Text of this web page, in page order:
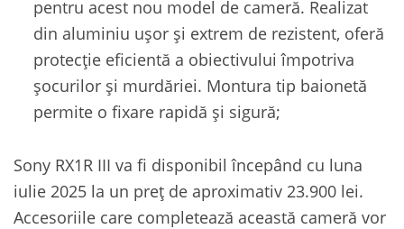
pentru acest nou model de cameră. Realizat
din aluminiu ușor și extrem de rezistent, oferă
protecție eficientă a obiectivului împotriva
șocurilor și murdăriei. Montura tip baionetă
permite o fixare rapidă și sigură;
Sony RX1R III va fi disponibil începând cu luna
iulie 2025 la un preț de aproximativ 23.900 lei.
Accesoriile care completează această cameră vor